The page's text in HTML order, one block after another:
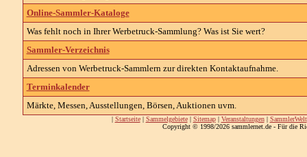
Online-Sammler-Kataloge
Was fehlt noch in Ihrer Werbetruck-Sammlung? Was ist Sie wert?
Sammler-Verzeichnis
Adressen von Werbetruck-Sammlern zur direkten Kontaktaufnahme.
Terminkalender
Märkte, Messen, Ausstellungen, Börsen, Auktionen uvm.
| Startseite| Sammelgebiete| Sitemap| Veranstaltungen| SammlerWelt
Copyright © 1998/2026 sammlernet.de - Für die